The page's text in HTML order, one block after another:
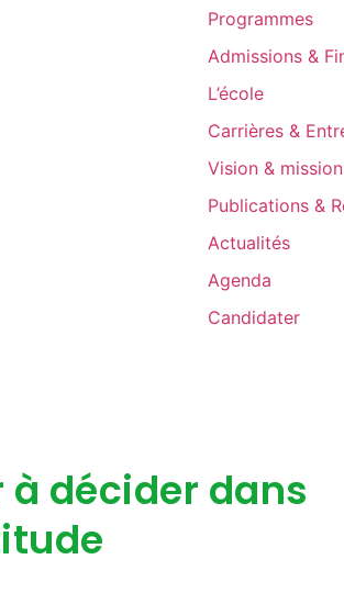
Programmes
Admissions &
L’école
Carrières &
Vision &
Publications &
Actualités
Agenda
Candidater
à décider dans